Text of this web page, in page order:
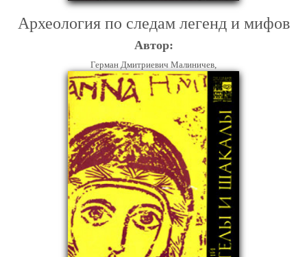
Археология по следам легенд и мифов
Автор:
Герман Дмитриевич Малиничев,